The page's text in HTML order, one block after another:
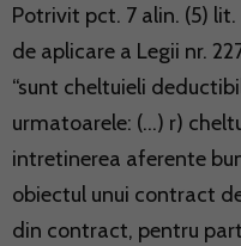
Potrivit pct. 7 alin. (5)
de aplicare a Legii nr.
“sunt cheltuieli
urmatoarele: (…) r)
intretinerea aferente
obiectul unui contract
din contract, pentru